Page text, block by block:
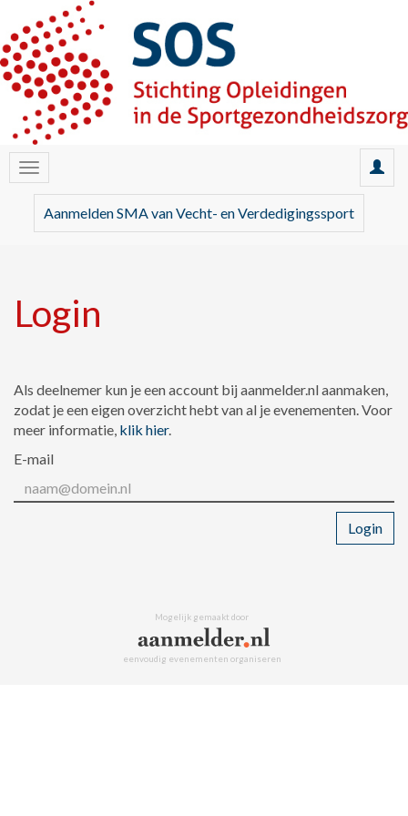
Aanmelden SMA van Vecht- en Verdedigingssport
Login
Als deelnemer kun je een account bij aanmelder.nl aanmaken,
zodat je een eigen overzicht hebt van al je evenementen. Voor
meer informatie, klik hier.
E-mail
Login
Mogelijk gemaakt door
eenvoudig evenementen organiseren